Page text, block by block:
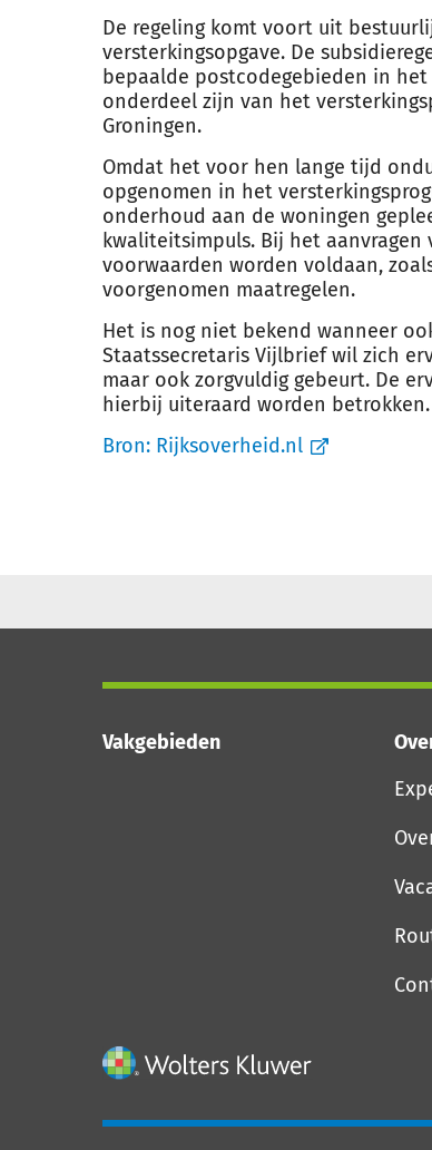
De regeling komt voort uit
versterkingsopgave. De
bepaalde postcodegebieden in
onderdeel zijn van het
Groningen.
Omdat het voor hen lange tijd
opgenomen in het
onderhoud aan de woningen
kwaliteitsimpuls. Bij het
voorwaarden worden voldaan,
voorgenomen maatregelen.
Het is nog niet bekend wanneer
Staatssecretaris Vijlbrief wil zich
maar ook zorgvuldig gebeurt. De
hierbij uiteraard worden betrokken.
Bron: Rijksoverheid.nl
Vakgebieden